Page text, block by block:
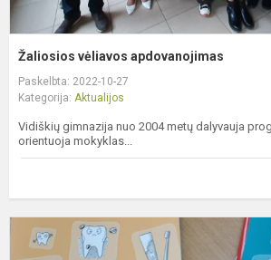
Žaliosios vėliavos apdovanojimas
Paskelbta: 2022-10-27
Kategorija: Aktualijos
Vidiškių gimnazija nuo 2004 metų dalyvauja
orientuoja mokyklas...